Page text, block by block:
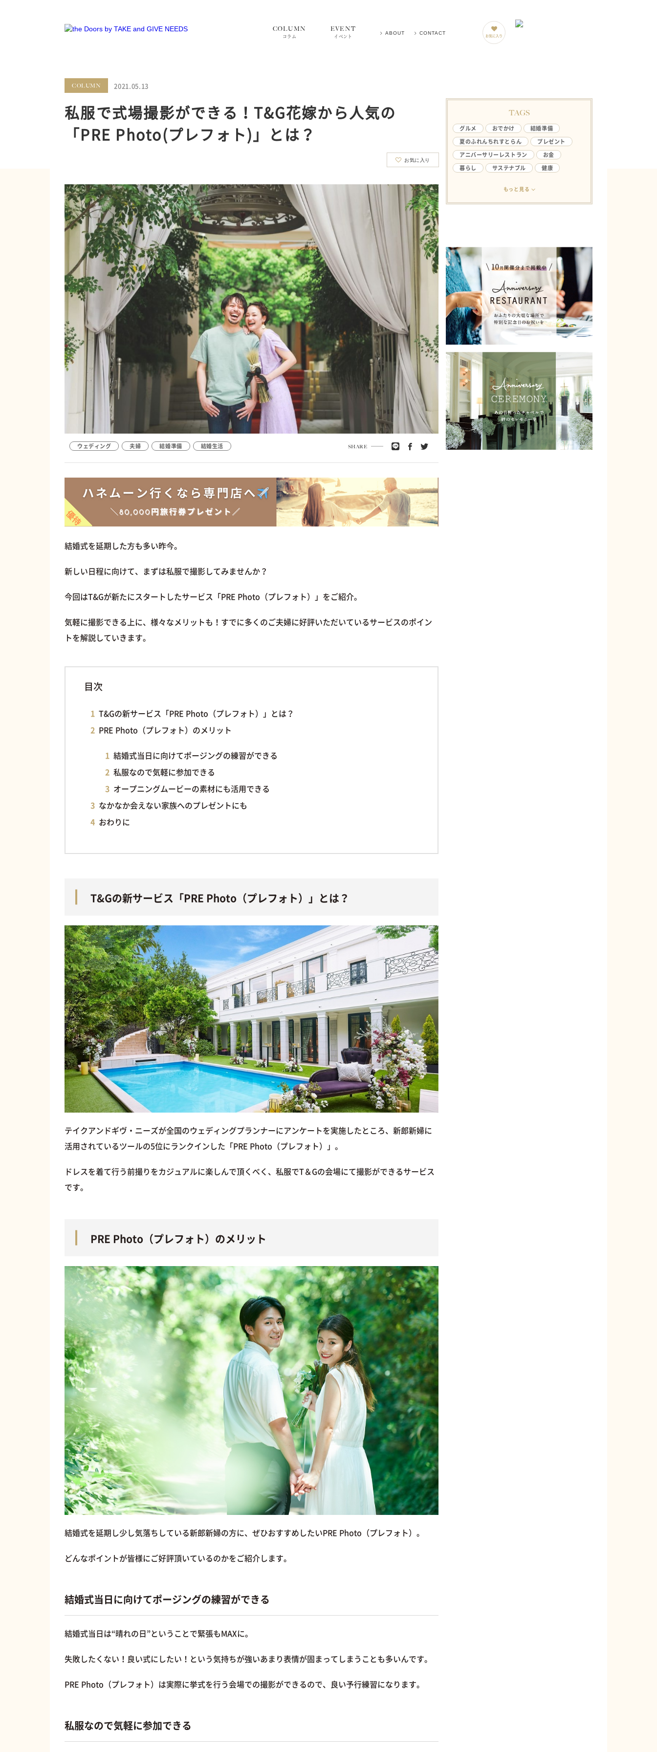
COLUMN
コラム
EVENT
イベント ABOUT CONTACT お気に入り
COLUMN 2021.05.13
私服で式場撮影ができる！T&G花嫁から人気の
「PRE Photo(プレフォト)」とは？
お気に入り
ウェディング 夫婦 結婚準備 結婚生活 SHARE
結婚式を延期した方も多い昨今。
新しい日程に向けて、まずは私服で撮影してみませんか？
今回はT&Gが新たにスタートしたサービス「PRE Photo（プレフォト）」をご紹介。
気軽に撮影できる上に、様々なメリットも！すでに多くのご夫婦に好評いただいているサービスのポイン
トを解説していきます。
目次
T&Gの新サービス「PRE Photo（プレフォト）」とは？
PRE Photo（プレフォト）のメリット
結婚式当日に向けてポージングの練習ができる
私服なので気軽に参加できる
オープニングムービーの素材にも活用できる
なかなか会えない家族へのプレゼントにも
おわりに
T&Gの新サービス「PRE Photo（プレフォト）」とは？
テイクアンドギヴ・ニーズが全国のウェディングプランナーにアンケートを実施したところ、新郎新婦に
活用されているツールの5位にランクインした「PRE Photo（プレフォト）」。
ドレスを着て行う前撮りをカジュアルに楽しんで頂くべく、私服でT＆Gの会場にて撮影ができるサービス
です。
PRE Photo（プレフォト）のメリット
結婚式を延期し少し気落ちしている新郎新婦の方に、ぜひおすすめしたいPRE Photo（プレフォト）。
どんなポイントが皆様にご好評頂いているのかをご紹介します。
結婚式当日に向けてポージングの練習ができる
結婚式当日は“晴れの日”ということで緊張もMAXに。
失敗したくない！良い式にしたい！という気持ちが強いあまり表情が固まってしまうことも多いんです。
PRE Photo（プレフォト）は実際に挙式を行う会場での撮影ができるので、良い予行練習になります。
私服なので気軽に参加できる
TAGS
グルメ おでかけ
結婚準備
夏のふれんちれすとらん
プレゼント
アニバーサリーレストラン
お金
暮らし
サステナブル
健康
もっと見る